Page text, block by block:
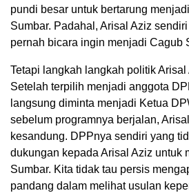
pundi besar untuk bertarung
Sumbar. Padahal, Arisal Aziz
pernah bicara ingin menjadi Cagub
Tetapi langkah langkah politik Arisal
Setelah terpilih menjadi anggota
langsung diminta menjadi Ketua
sebelum programnya berjalan,
kesandung. DPPnya sendiri yang
dukungan kepada Arisal Aziz untuk
Sumbar. Kita tidak tau persis
pandang dalam melihat usulan